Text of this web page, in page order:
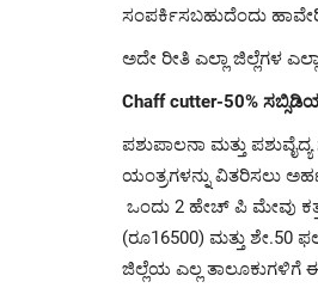
ಸಂಪರ್ಕಿಸಬಹುದೆಂದು
ಅದೇ ರೀತಿ ಎಲ್ಲಾ ಜಿಲ್ಲೆಗಳ
Chaff cutter-50%
ಪಶುಪಾಲನಾ ಮತ್ತು
ಯಂತ್ರಗಳನ್ನು ವಿತರಿಸಲು
ಒಂದು 2 ಹೇಚ್‌ ಪಿ ಮೇವು
(ರೂ16500) ಮತ್ತು ಶೇ.50
ಜಿಲ್ಲೆಯ ಎಲ್ಲ ತಾಲೂಕುಗಳಿಗೆ